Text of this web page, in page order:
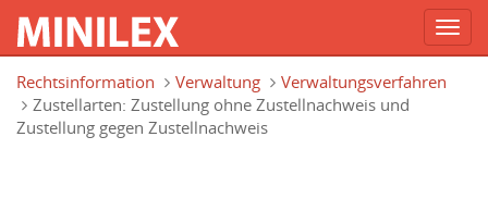
Rechtsinformation
Verwaltung
Verwaltungsverfahren
Zustellarten: Zustellung ohne Zustellnachweis und
Zustellung gegen Zustellnachweis